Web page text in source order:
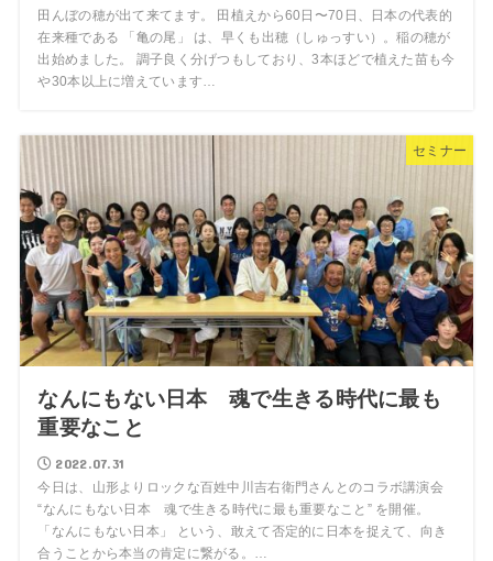
田んぼの穂が出て来てます。 田植えから60日〜70日、日本の代表的
在来種である 「亀の尾」 は、早くも出穂（しゅっすい）。稲の穂が
出始めました。 調子良く分げつもしており、3本ほどで植えた苗も今
や30本以上に増えています…
セミナー
なんにもない日本 魂で生きる時代に最も
重要なこと
2022.07.31
今日は、山形よりロックな百姓中川吉右衛門さんとのコラボ講演会
“なんにもない日本 魂で生きる時代に最も重要なこと” を開催。
「なんにもない日本」 という、敢えて否定的に日本を捉えて、向き
合うことから本当の肯定に繋がる。…